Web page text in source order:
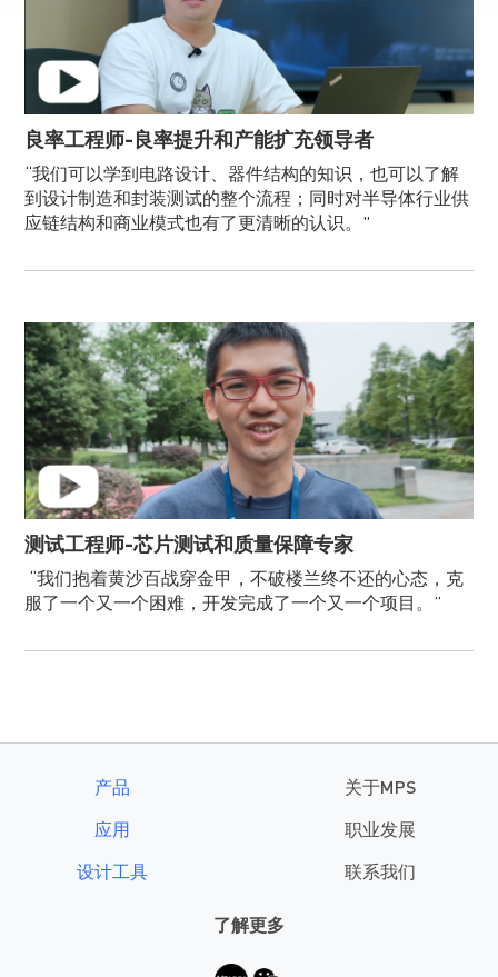
良率工程师-良率提升和产能扩充领导者
“我们可以学到电路设计、器件结构的知识，也可以了解
到设计制造和封装测试的整个流程；同时对半导体行业供
应链结构和商业模式也有了更清晰的认识。"
测试工程师-芯片测试和质量保障专家
“我们抱着黄沙百战穿金甲，不破楼兰终不还的心态，克
服了一个又一个困难，开发完成了一个又一个项目。”
产品
应用
设计工具
关于MPS
职业发展
联系我们
了解更多